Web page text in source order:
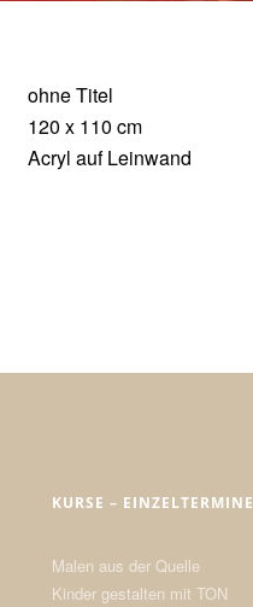
ohne Titel
120 x 110 cm
Acryl auf Leinwand
KURSE – EINZELTERMINE
Malen aus der Quelle
Kinder gestalten mit TON